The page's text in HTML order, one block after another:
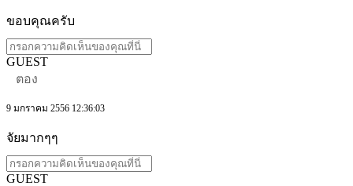
ขอบคุณครับ
GUEST
ตอง
9 มกราคม 2556 12:36:03
จัยมากๆๆ
GUEST